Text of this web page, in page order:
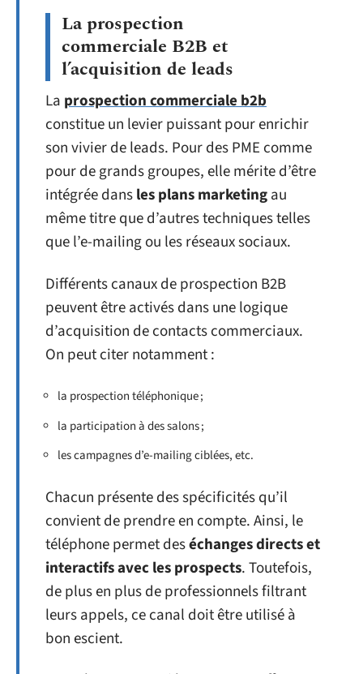
La prospection
commerciale B2B et
l’acquisition de leads
La prospection commerciale b2b
constitue un levier puissant pour enrichir
son vivier de leads. Pour des PME comme
pour de grands groupes, elle mérite d’être
intégrée dansles plans marketingau
même titre que d’autres techniques telles
que l’e-mailing ou les réseaux sociaux.
Différents canaux de prospection B2B
peuvent être activés dans une logique
d’acquisition de contacts commerciaux.
On peut citer notamment :
la prospection téléphonique ;
la participation à des salons ;
les campagnes d’e-mailing ciblées, etc.
Chacun présente des spécificités qu’il
convient de prendre en compte. Ainsi, le
téléphone permet deséchanges directs et
interactifs avec les prospects. Toutefois,
de plus en plus de professionnels filtrant
leurs appels, ce canal doit être utilisé à
bon escient.